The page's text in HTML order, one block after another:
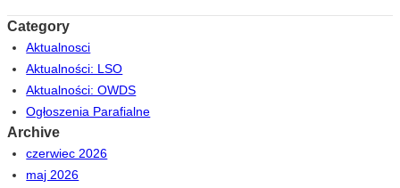
Category
Aktualnosci
Aktualności: LSO
Aktualności: OWDS
Ogłoszenia Parafialne
Archive
czerwiec 2026
maj 2026